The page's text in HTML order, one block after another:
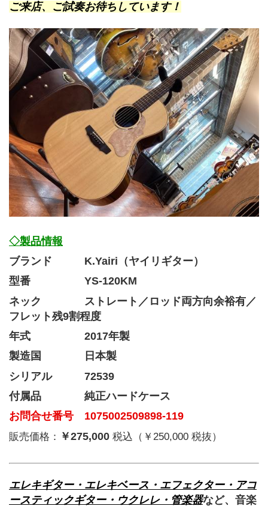
ご来店、ご試奏お待ちしています！
◇製品情報
ブランド   K.Yairi（ヤイリギター）
型番     YS-120KM
ネック　　  ストレート／ロッド両方向余裕有／
フレット残9割程度
年式     2017年製
製造国　　　　日本製
シリアル　　　72539
付属品　　　　純正ハードケース
お問合せ番号 1075002509898-119
販売価格： ￥275,000 税込（￥250,000 税抜）
エレキギター・エレキベース・エフェクター・アコ
ースティックギター・ウクレレ・管楽器など、音楽